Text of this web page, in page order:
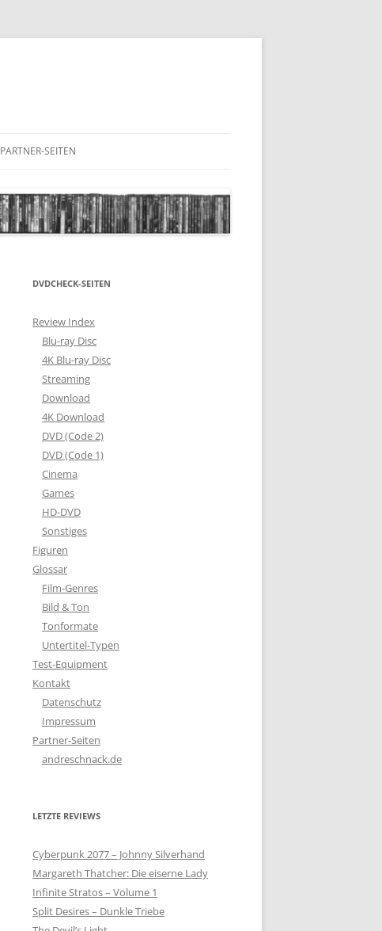
PARTNER-SEITEN
DVDCHECK-SEITEN
Review Index
Blu-ray Disc
4K Blu-ray Disc
Streaming
Download
4K Download
DVD (Code 2)
DVD (Code 1)
Cinema
Games
HD-DVD
Sonstiges
Figuren
Glossar
Film-Genres
Bild & Ton
Tonformate
Untertitel-Typen
Test-Equipment
Kontakt
Datenschutz
Impressum
Partner-Seiten
andreschnack.de
LETZTE REVIEWS
Cyberpunk 2077 – Johnny Silverhand
Margareth Thatcher: Die eiserne Lady
Infinite Stratos – Volume 1
Split Desires – Dunkle Triebe